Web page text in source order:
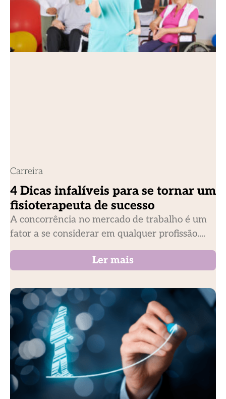
Carreira
4 Dicas infalíveis para se tornar um
fisioterapeuta de sucesso
A concorrência no mercado de trabalho é um
fator a se considerar em qualquer profissão....
Ler mais